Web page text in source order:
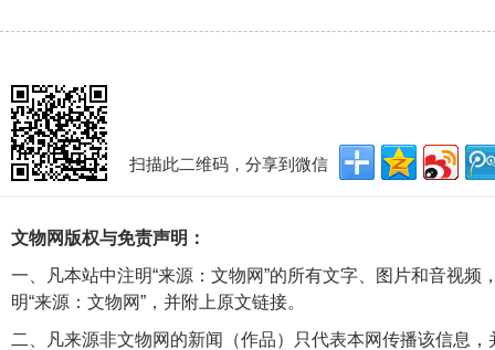
扫描此二维码，分享到微信
文物网版权与免责声明：
一、凡本站中注明“来源：文物网”的所有文字、图片和音视
明“来源：文物网”，并附上原文链接。
二、凡来源非文物网的新闻（作品）只代表本网传播该信息